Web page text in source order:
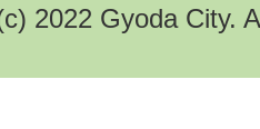
2022 Gyoda City.